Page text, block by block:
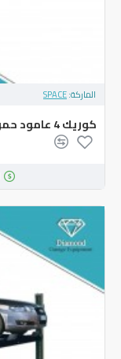
الماركة:SPACE
‏كوريك ‎4‏ عامود حمولة ‎6.5‏ طن ‎SQ‎651‎L